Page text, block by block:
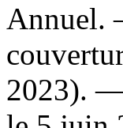
Annuel.
2023). —